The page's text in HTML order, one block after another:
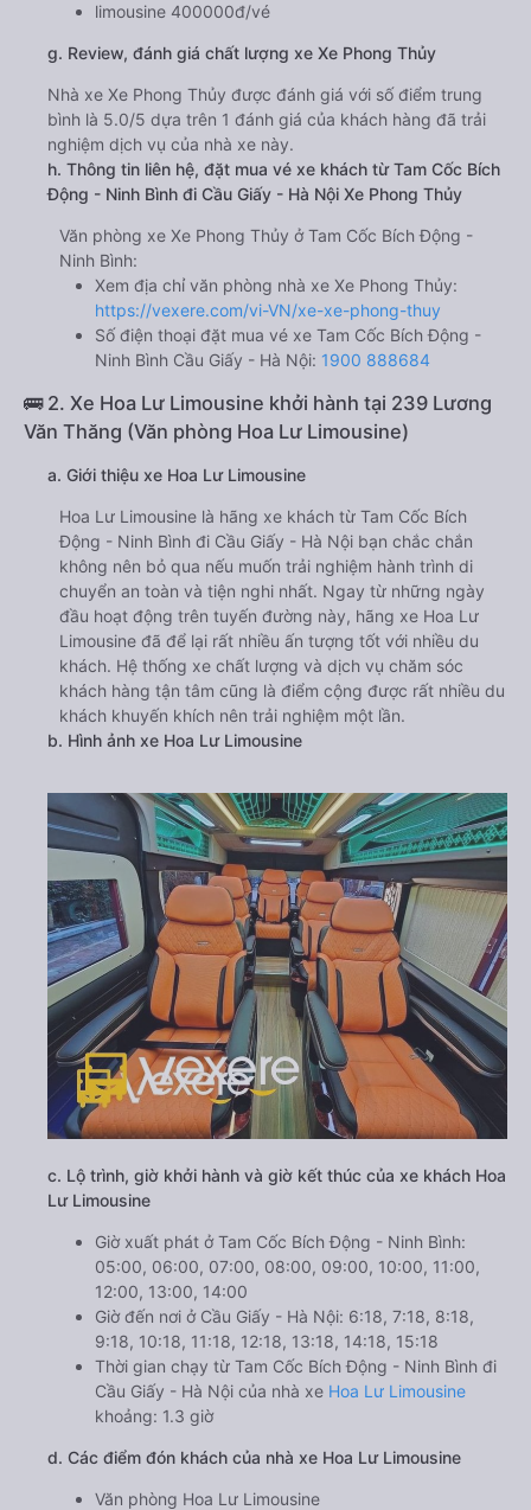
limousine 400000đ/vé
g. Review, đánh giá chất lượng xe Xe Phong Thủy
Nhà xe Xe Phong Thủy được đánh giá với số điểm trung
bình là 5.0/5 dựa trên 1 đánh giá của khách hàng đã trải
nghiệm dịch vụ của nhà xe này.
h. Thông tin liên hệ, đặt mua vé xe khách từ Tam Cốc Bích
Động - Ninh Bình đi Cầu Giấy - Hà Nội Xe Phong Thủy
Văn phòng xe Xe Phong Thủy ở Tam Cốc Bích Động -
Ninh Bình:
Xem địa chỉ văn phòng nhà xe Xe Phong Thủy:
https://vexere.com/vi-VN/xe-xe-phong-thuy
Số điện thoại đặt mua vé xe Tam Cốc Bích Động -
Ninh Bình Cầu Giấy - Hà Nội: 1900 888684
🚌 2. Xe Hoa Lư Limousine khởi hành tại 239 Lương
Văn Thăng (Văn phòng Hoa Lư Limousine)
a. Giới thiệu xe Hoa Lư Limousine
Hoa Lư Limousine là hãng xe khách từ Tam Cốc Bích
Động - Ninh Bình đi Cầu Giấy - Hà Nội bạn chắc chắn
không nên bỏ qua nếu muốn trải nghiệm hành trình di
chuyển an toàn và tiện nghi nhất. Ngay từ những ngày
đầu hoạt động trên tuyến đường này, hãng xe Hoa Lư
Limousine đã để lại rất nhiều ấn tượng tốt với nhiều du
khách. Hệ thống xe chất lượng và dịch vụ chăm sóc
khách hàng tận tâm cũng là điểm cộng được rất nhiều du
khách khuyến khích nên trải nghiệm một lần.
b. Hình ảnh xe Hoa Lư Limousine
c. Lộ trình, giờ khởi hành và giờ kết thúc của xe khách Hoa
Lư Limousine
Giờ xuất phát ở Tam Cốc Bích Động - Ninh Bình:
05:00, 06:00, 07:00, 08:00, 09:00, 10:00, 11:00,
12:00, 13:00, 14:00
Giờ đến nơi ở Cầu Giấy - Hà Nội: 6:18, 7:18, 8:18,
9:18, 10:18, 11:18, 12:18, 13:18, 14:18, 15:18
Thời gian chạy từ Tam Cốc Bích Động - Ninh Bình đi
Cầu Giấy - Hà Nội của nhà xe Hoa Lư Limousine
khoảng: 1.3 giờ
d. Các điểm đón khách của nhà xe Hoa Lư Limousine
Văn phòng Hoa Lư Limousine